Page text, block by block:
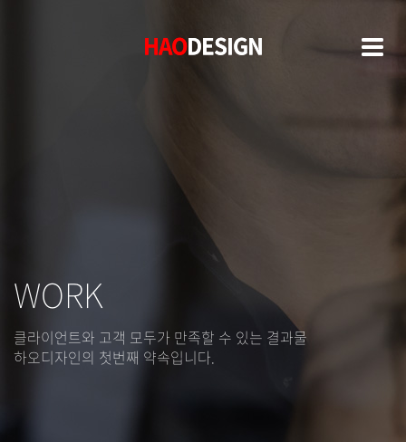
HAODESIGN
HAODESIGN
WORK
클라이언트와 고객 모두가 만족할 수 있는 결과물
하오디자인의 첫번째 약속입니다.